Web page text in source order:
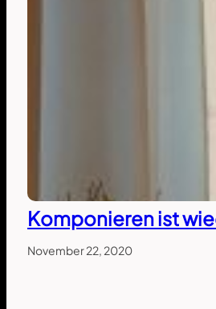
Komponieren ist
November 22, 2020